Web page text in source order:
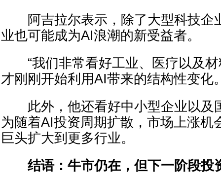
阿吉拉尔表示，除了大型科技企
业也可能成为AI浪潮的新受益者。
“我们非常看好工业、医疗以及材
才刚刚开始利用AI带来的结构性变化
此外，他还看好中小型企业以及
为随着AI投资周期扩散，市场上涨机
巨头扩大到更多行业。
结语：牛市仍在，但下一阶段投